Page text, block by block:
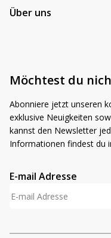
Über uns
Möchtest du
Abonniere jetzt unseren
exklusive Neuigkeiten
kannst den Newsletter
Informationen findest du
E-mail Adresse